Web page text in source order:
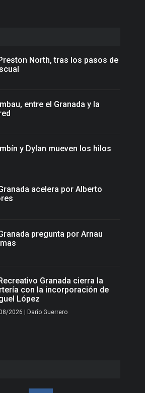
North, tras los pasos de
entre el Granada y la
y Dylan mueven los hilos
acelera por Alberto
pregunta por Arnau
Granada cierra la
con la incorporación de
López
2026 | Darío Guerrero